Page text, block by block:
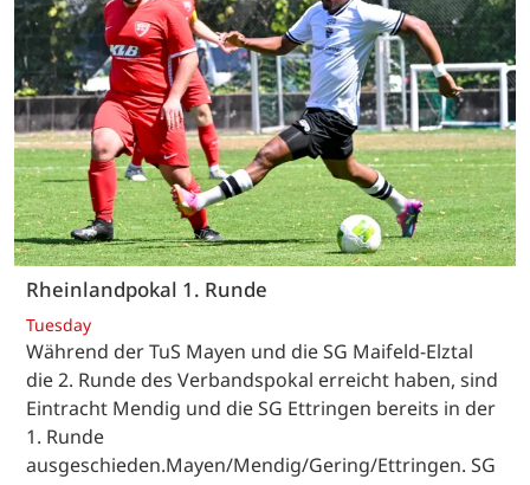
Rheinlandpokal 1. Runde
Tuesday
Während der TuS Mayen und die SG Maifeld-Elztal
die 2. Runde des Verbandspokal erreicht haben, sind
Eintracht Mendig und die SG Ettringen bereits in der
1. Runde
ausgeschieden.Mayen/Mendig/Gering/Ettringen. SG